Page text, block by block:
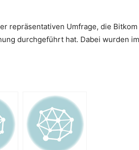
repräsentativen Umfrage, die Bitkom
durchgeführt hat. Dabei wurden im